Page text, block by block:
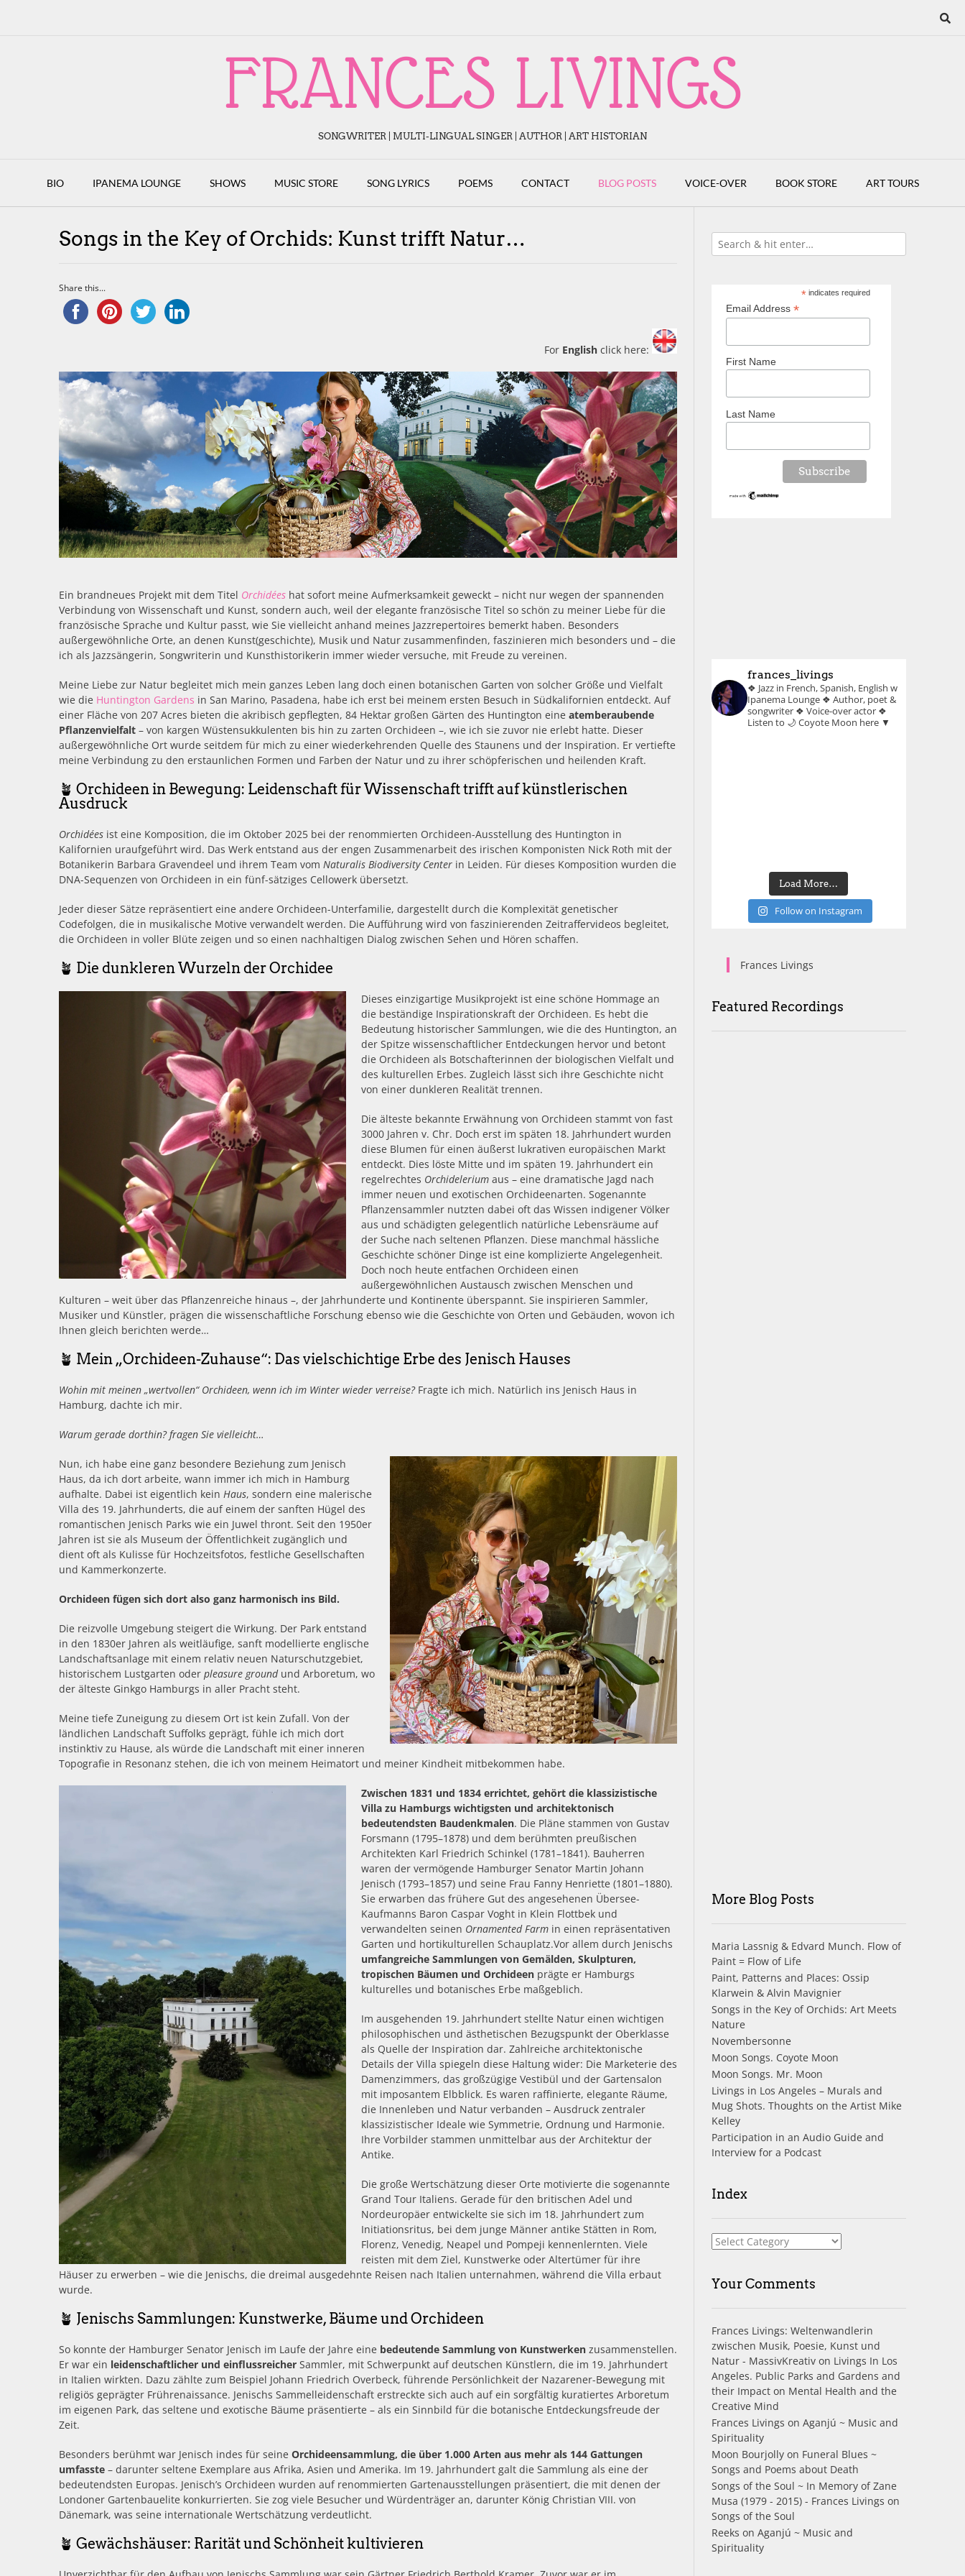
FRANCES LIVINGS
SONGWRITER | MULTI-LINGUAL SINGER | AUTHOR | ART HISTORIAN
BIO IPANEMA LOUNGE SHOWS MUSIC STORE SONG LYRICS POEMS CONTACT BLOG POSTS VOICE-OVER BOOK STORE ART TOURS
Songs in the Key of Orchids: Kunst trifft Natur…
Share this...
For English click here:
Ein brandneues Projekt mit dem Titel Orchidées hat sofort meine Aufmerksamkeit geweckt – nicht nur wegen der spannenden
Verbindung von Wissenschaft und Kunst, sondern auch, weil der elegante französische Titel so schön zu meiner Liebe für die
französische Sprache und Kultur passt, wie Sie vielleicht anhand meines Jazzrepertoires bemerkt haben. Besonders
außergewöhnliche Orte, an denen Kunst(geschichte), Musik und Natur zusammenfinden, faszinieren mich besonders und – die
ich als Jazzsängerin, Songwriterin und Kunsthistorikerin immer wieder versuche, mit Freude zu vereinen.
Meine Liebe zur Natur begleitet mich mein ganzes Leben lang doch einen botanischen Garten von solcher Größe und Vielfalt
wie die Huntington Gardens in San Marino, Pasadena, habe ich erst bei meinem ersten Besuch in Südkalifornien entdeckt. Auf
einer Fläche von 207 Acres bieten die akribisch gepflegten, 84 Hektar großen Gärten des Huntington eine atemberaubende
Pflanzenvielfalt – von kargen Wüstensukkulenten bis hin zu zarten Orchideen –, wie ich sie zuvor nie erlebt hatte. Dieser
außergewöhnliche Ort wurde seitdem für mich zu einer wiederkehrenden Quelle des Staunens und der Inspiration. Er vertiefte
meine Verbindung zu den erstaunlichen Formen und Farben der Natur und zu ihrer schöpferischen und heilenden Kraft.
🪴 Orchideen in Bewegung: Leidenschaft für Wissenschaft trifft auf künstlerischen
Ausdruck
Orchidées ist eine Komposition, die im Oktober 2025 bei der renommierten Orchideen-Ausstellung des Huntington in
Kalifornien uraufgeführt wird. Das Werk entstand aus der engen Zusammenarbeit des irischen Komponisten Nick Roth mit der
Botanikerin Barbara Gravendeel und ihrem Team vom Naturalis Biodiversity Center in Leiden. Für dieses Komposition wurden die
DNA-Sequenzen von Orchideen in ein fünf-sätziges Cellowerk übersetzt.
Jeder dieser Sätze repräsentiert eine andere Orchideen-Unterfamilie, dargestellt durch die Komplexität genetischer
Codefolgen, die in musikalische Motive verwandelt werden. Die Aufführung wird von faszinierenden Zeitraffervideos begleitet,
die Orchideen in voller Blüte zeigen und so einen nachhaltigen Dialog zwischen Sehen und Hören schaffen.
🪴 Die dunkleren Wurzeln der Orchidee
Dieses einzigartige Musikprojekt ist eine schöne Hommage an
die beständige Inspirationskraft der Orchideen. Es hebt die
Bedeutung historischer Sammlungen, wie die des Huntington, an
der Spitze wissenschaftlicher Entdeckungen hervor und betont
die Orchideen als Botschafterinnen der biologischen Vielfalt und
des kulturellen Erbes. Zugleich lässt sich ihre Geschichte nicht
von einer dunkleren Realität trennen.
Die älteste bekannte Erwähnung von Orchideen stammt von fast
3000 Jahren v. Chr. Doch erst im späten 18. Jahrhundert wurden
diese Blumen für einen äußerst lukrativen europäischen Markt
entdeckt. Dies löste Mitte und im späten 19. Jahrhundert ein
regelrechtes Orchidelerium aus – eine dramatische Jagd nach
immer neuen und exotischen Orchideenarten. Sogenannte
Pflanzensammler nutzten dabei oft das Wissen indigener Völker
aus und schädigten gelegentlich natürliche Lebensräume auf
der Suche nach seltenen Pflanzen. Diese manchmal hässliche
Geschichte schöner Dinge ist eine komplizierte Angelegenheit.
Doch noch heute entfachen Orchideen einen
außergewöhnlichen Austausch zwischen Menschen und
Kulturen – weit über das Pflanzenreiche hinaus –, der Jahrhunderte und Kontinente überspannt. Sie inspirieren Sammler,
Musiker und Künstler, prägen die wissenschaftliche Forschung ebenso wie die Geschichte von Orten und Gebäuden, wovon ich
Ihnen gleich berichten werde…
🪴 Mein „Orchideen-Zuhause“: Das vielschichtige Erbe des Jenisch Hauses
Wohin mit meinen „wertvollen“ Orchideen, wenn ich im Winter wieder verreise?Fragte ich mich. Natürlich ins Jenisch Haus in
Hamburg, dachte ich mir.
Warum gerade dorthin? fragen Sie vielleicht…
Nun, ich habe eine ganz besondere Beziehung zum Jenisch
Haus, da ich dort arbeite, wann immer ich mich in Hamburg
aufhalte. Dabei ist eigentlich kein Haus, sondern eine malerische
Villa des 19. Jahrhunderts, die auf einem der sanften Hügel des
romantischen Jenisch Parks wie ein Juwel thront. Seit den 1950er
Jahren ist sie als Museum der Öffentlichkeit zugänglich und
dient oft als Kulisse für Hochzeitsfotos, festliche Gesellschaften
und Kammerkonzerte.
Orchideen fügen sich dort also ganz harmonisch ins Bild.
Die reizvolle Umgebung steigert die Wirkung. Der Park entstand
in den 1830er Jahren als weitläufige, sanft modellierte englische
Landschaftsanlage mit einem relativ neuen Naturschutzgebiet,
historischem Lustgarten oder pleasure groundund Arboretum, wo
der älteste Ginkgo Hamburgs in aller Pracht steht.
Meine tiefe Zuneigung zu diesem Ort ist kein Zufall. Von der
ländlichen Landschaft Suffolks geprägt, fühle ich mich dort
instinktiv zu Hause, als würde die Landschaft mit einer inneren
Topografie in Resonanz stehen, die ich von meinem Heimatort und meiner Kindheit mitbekommen habe.
Zwischen 1831 und 1834 errichtet, gehört die klassizistische
Villa zu Hamburgs wichtigsten und architektonisch
bedeutendsten Baudenkmalen. Die Pläne stammen von Gustav
Forsmann (1795–1878) und dem berühmten preußischen
Architekten Karl Friedrich Schinkel (1781–1841). Bauherren
waren der vermögende Hamburger Senator Martin Johann
Jenisch (1793–1857) und seine Frau Fanny Henriette (1801–1880).
Sie erwarben das frühere Gut des angesehenen Übersee-
Kaufmanns Baron Caspar Voght in Klein Flottbek und
verwandelten seinen Ornamented Farm in einen repräsentativen
Garten und hortikulturellen Schauplatz.Vor allem durch Jenischs
umfangreiche Sammlungen von Gemälden, Skulpturen,
tropischen Bäumen und Orchideen prägte er Hamburgs
kulturelles und botanisches Erbe maßgeblich.
Im ausgehenden 19. Jahrhundert stellte Natur einen wichtigen
philosophischen und ästhetischen Bezugspunkt der Oberklasse
als Quelle der Inspiration dar. Zahlreiche architektonische
Details der Villa spiegeln diese Haltung wider: Die Marketerie des
Damenzimmers, das großzügige Vestibül und der Gartensalon
mit imposantem Elbblick. Es waren raffinierte, elegante Räume,
die Innenleben und Natur verbanden – Ausdruck zentraler
klassizistischer Ideale wie Symmetrie, Ordnung und Harmonie.
Ihre Vorbilder stammen unmittelbar aus der Architektur der
Antike.
Die große Wertschätzung dieser Orte motivierte die sogenannte
Grand Tour Italiens. Gerade für den britischen Adel und
Nordeuropäer entwickelte sie sich im 18. Jahrhundert zum
Initiationsritus, bei dem junge Männer antike Stätten in Rom,
Florenz, Venedig, Neapel und Pompeji kennenlernten. Viele
reisten mit dem Ziel, Kunstwerke oder Altertümer für ihre
Häuser zu erwerben – wie die Jenischs, die dreimal ausgedehnte Reisen nach Italien unternahmen, während die Villa erbaut
wurde.
🪴 Jenischs Sammlungen: Kunstwerke, Bäume und Orchideen
So konnte der Hamburger Senator Jenisch im Laufe der Jahre eine bedeutende Sammlung von Kunstwerken zusammenstellen.
Er war ein leidenschaftlicher und einflussreicher Sammler, mit Schwerpunkt auf deutschen Künstlern, die im 19. Jahrhundert
in Italien wirkten. Dazu zählte zum Beispiel Johann Friedrich Overbeck, führende Persönlichkeit der Nazarener-Bewegung mit
religiös geprägter Frührenaissance. Jenischs Sammelleidenschaft erstreckte sich auch auf ein sorgfältig kuratiertes Arboretum
im eigenen Park, das seltene und exotische Bäume präsentierte – als ein Sinnbild für die botanische Entdeckungsfreude der
Zeit.
Besonders berühmt war Jenisch indes für seine Orchideensammlung, die über 1.000 Arten aus mehr als 144 Gattungen
umfasste – darunter seltene Exemplare aus Afrika, Asien und Amerika. Im 19. Jahrhundert galt die Sammlung als eine der
bedeutendsten Europas. Jenisch’s Orchideen wurden auf renommierten Gartenausstellungen präsentiert, die mit denen der
Londoner Gartenbauelite konkurrierten. Sie zog viele Besucher und Würdenträger an, darunter König Christian VIII. von
Dänemark, was seine internationale Wertschätzung verdeutlicht.
🪴 Gewächshäuser: Rarität und Schönheit kultivieren
* indicates required
Email Address *
First Name
Last Name
frances_livings
❖ Jazz in French, Spanish, English w
Ipanema Lounge❖ Author, poet &
songwriter❖ Voice-over actor❖
Listen to 🌙 Coyote Moon here ▼
Load More…
Follow on Instagram
Frances Livings
Featured Recordings
More Blog Posts
Maria Lassnig & Edvard Munch. Flow of
Paint = Flow of Life
Paint, Patterns and Places: Ossip
Klarwein & Alvin Mavignier
Songs in the Key of Orchids: Art Meets
Nature
Novembersonne
Moon Songs. Coyote Moon
Moon Songs. Mr. Moon
Livings in Los Angeles – Murals and
Mug Shots. Thoughts on the Artist Mike
Kelley
Participation in an Audio Guide and
Interview for a Podcast
Index
Index
Your Comments
Frances Livings: Weltenwandlerin
zwischen Musik, Poesie, Kunst und
Natur - MassivKreativon Livings In Los
Angeles. Public Parks and Gardens and
their Impact on Mental Health and the
Creative Mind
Frances Livings on Aganjú ~ Music and
Spirituality
Moon Bourjollyon Funeral Blues ~
Songs and Poems about Death
Songs of the Soul ~ In Memory of Zane
Musa (1979 - 2015) - Frances Livings on
Songs of the Soul
Reeks on Aganjú ~ Music and
Spirituality